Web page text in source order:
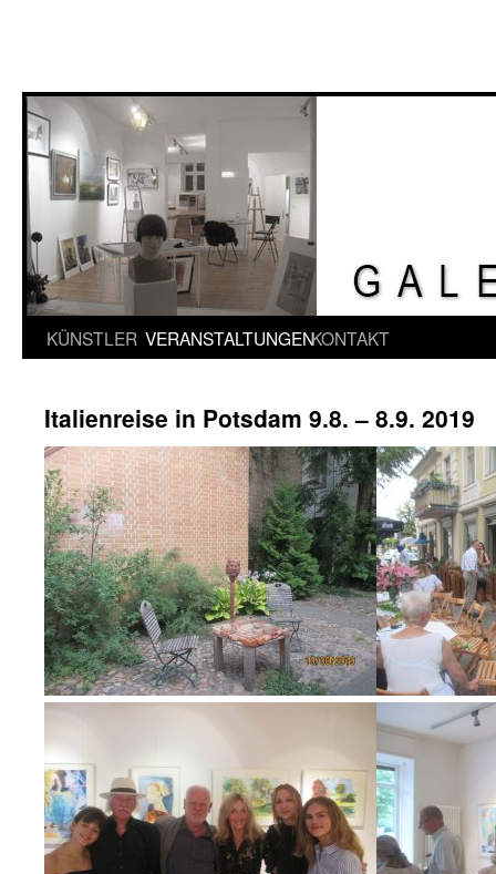
Springe
Inhalt
KÜNSTLER VERANSTALTUNGENKONTAKT
Italienreise in Potsdam 9.8. – 8.9. 2019